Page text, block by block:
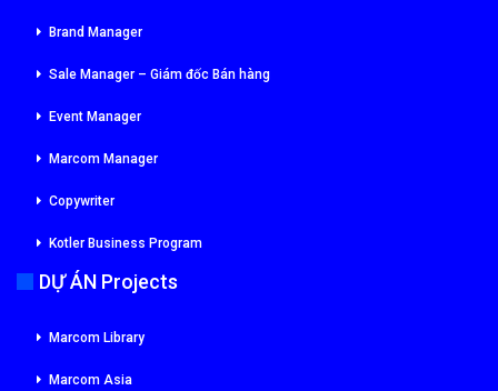
Brand Manager
Sale Manager – Giám đốc Bán hàng
Event Manager
Marcom Manager
Copywriter
Kotler Business Program
DỰ ÁN Projects
Marcom Library
Marcom Asia